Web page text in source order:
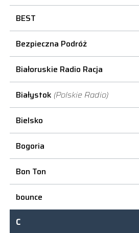
BEST
Bezpieczna Podróż
Białoruskie Radio Racja
Białystok (Polskie Radio)
Bielsko
Bogoria
Bon Ton
bounce
C